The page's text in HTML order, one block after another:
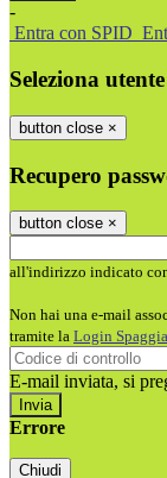
-
Entra con SPID
Seleziona utente
button close ×
Recupero
button close ×
all'indirizzo indicato
Non hai una e-mail
tramite la Login
E-mail inviata, si
Errore
Chiudi